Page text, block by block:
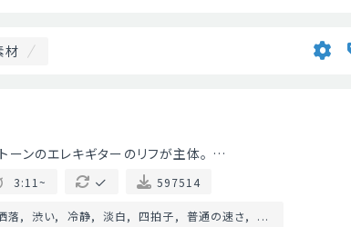
材
ンのエレキギターのリフが主体。 …
3:11~ 597514
落 渋い 冷静 淡白 四拍子 普通の速さ ...